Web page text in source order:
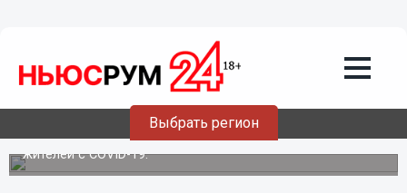
Выбрать регион
25.03.202217:31
Шесть нижегородцев умерли от
последствий коронавируса за сутки
Всего в Нижегородской области потеряли 11 325
жителей с COVID-19.